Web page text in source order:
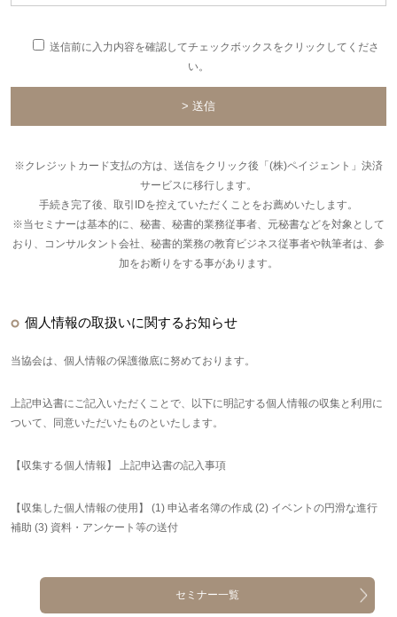
送信前に入力内容を確認してチェックボックスをクリックしてくださ
い。
※クレジットカード支払の方は、送信をクリック後「(株)ペイジェント」決済
サービスに移行します。
手続き完了後、取引IDを控えていただくことをお薦めいたします。
※当セミナーは基本的に、秘書、秘書的業務従事者、元秘書などを対象として
おり、コンサルタント会社、秘書的業務の教育ビジネス従事者や執筆者は、参
加をお断りをする事があります。
個人情報の取扱いに関するお知らせ
当協会は、個人情報の保護徹底に努めております。
上記申込書にご記入いただくことで、以下に明記する個人情報の収集と利用に
ついて、同意いただいたものといたします。
【収集する個人情報】 上記申込書の記入事項
【収集した個人情報の使用】 (1) 申込者名簿の作成 (2) イベントの円滑な進行
補助 (3) 資料・アンケート等の送付
セミナー一覧